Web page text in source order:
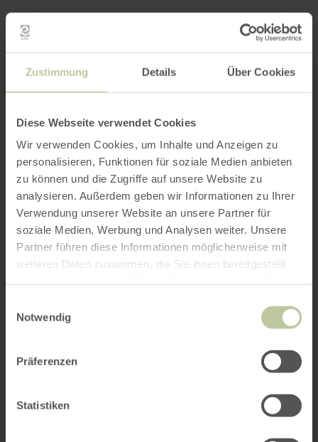
Zustimmung Details Über Cookies
Diese Webseite verwendet Cookies
Wir verwenden Cookies, um Inhalte und Anzeigen zu
personalisieren, Funktionen für soziale Medien anbieten
zu können und die Zugriffe auf unsere Website zu
analysieren. Außerdem geben wir Informationen zu Ihrer
Verwendung unserer Website an unsere Partner für
soziale Medien, Werbung und Analysen weiter. Unsere
Partner führen diese Informationen möglicherweise mit
weiteren Daten zusammen, die Sie ihnen bereitgestellt
Notwendig
Präferenzen
Statistiken